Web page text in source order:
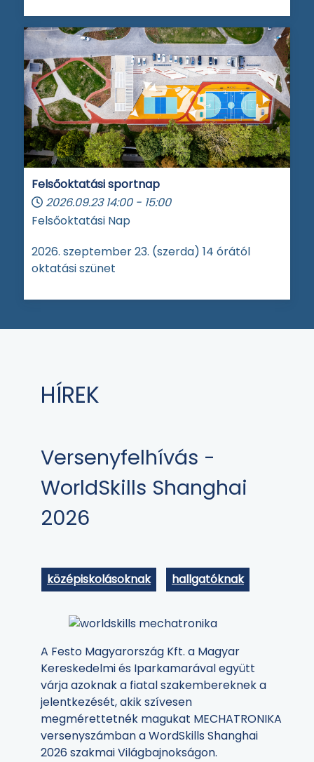
Felsőoktatási sportnap
2026.09.23 14:00 - 15:00
Felsőoktatási Nap
2026. szeptember 23. (szerda) 14 órától
oktatási szünet
HÍREK
Versenyfelhívás -
WorldSkills Shanghai
2026
középiskolásoknak hallgatóknak
A Festo Magyarország Kft. a Magyar
Kereskedelmi és Iparkamarával együtt
várja azoknak a fiatal szakembereknek a
jelentkezését, akik szívesen
megmérettetnék magukat MECHATRONIKA
versenyszámban a WordSkills Shanghai
2026 szakmai Világbajnokságon.